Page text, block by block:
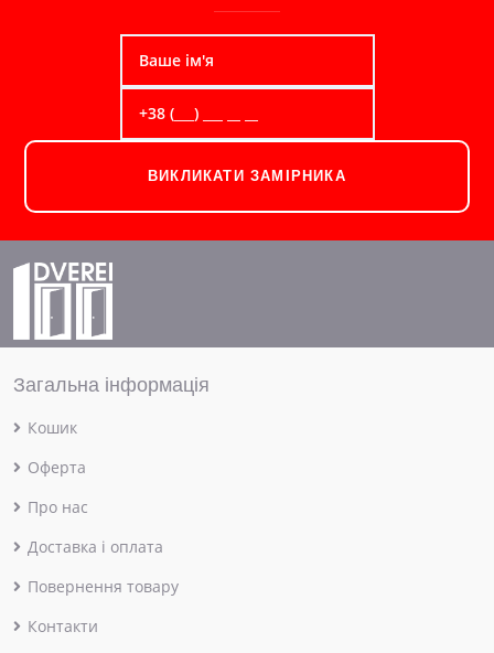
ВИКЛИКАТИ ЗАМІРНИКА
Загальна інформація
Кошик
Оферта
Про нас
Доставка і оплата
Повернення товару
Контакти